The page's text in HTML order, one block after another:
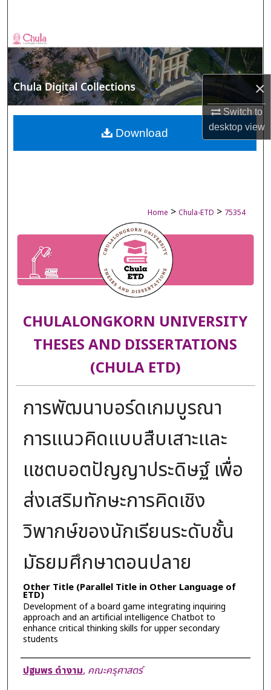
×
Switch to
desktopview
Browse Collections
My Account
About
Digital Commons Network™
Home > Chula-ETD > 75354
CHULALONGKORN UNIVERSITY
THESES AND DISSERTATIONS
(CHULA ETD)
การพัฒนาบอร์ดเกมบูรณา
การแนวคิดแบบสืบเสาะและ
แชตบอตปัญญาประดิษฐ์ เพื่อ
ส่งเสริมทักษะการคิดเชิง
วิพากษ์ของนักเรียนระดับชั้น
มัธยมศึกษาตอนปลาย
Other Title (Parallel Title in Other Language of
ETD)
Development of a board game integrating inquiring
approach and an artificial intelligence Chatbot to
enhance critical thinking skills for upper secondary
students
Author
ปฐมพร ดำงาม, คณะครุศาสตร์
Download